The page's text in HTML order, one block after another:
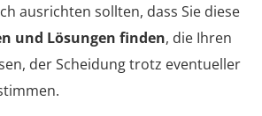
ausrichten sollten, dass Sie diese
und Lösungen finden, die Ihren
der Scheidung trotz eventueller